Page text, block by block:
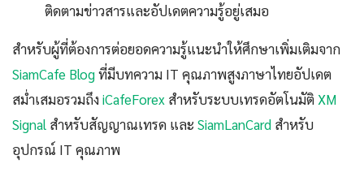
ติดตามข่าวสารและอัปเดตความรู้อยู่เสมอ
สำหรับผู้ที่ต้องการต่อยอดความรู้แนะนำให้ศึกษาเพิ่มเติมจาก
SiamCafe Blogที่มีบทความ IT คุณภาพสูงภาษาไทยอัปเดต
สม่ำเสมอรวมถึงiCafeForex สำหรับระบบเทรดอัตโนมัติ XM
Signal สำหรับสัญญาณเทรด และ SiamLanCard สำหรับ
อุปกรณ์ IT คุณภาพ